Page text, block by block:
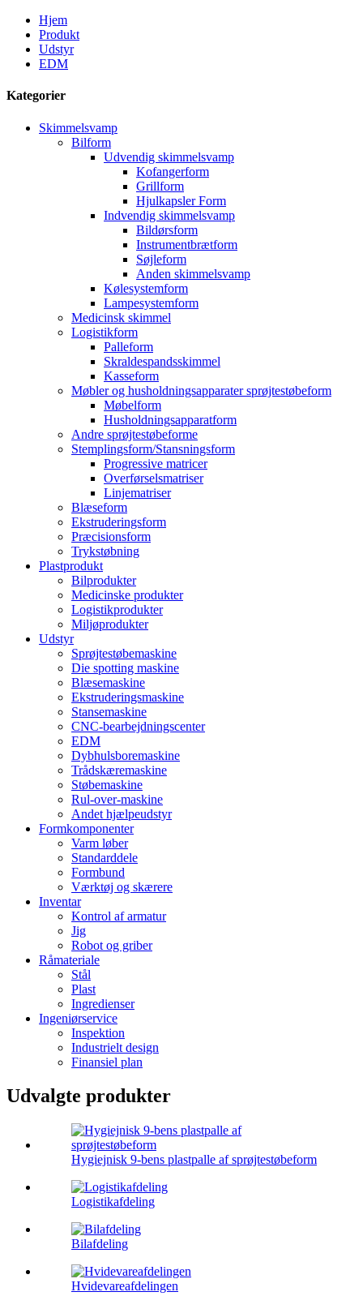
Hjem
Produkt
Udstyr
EDM
Kategorier
Skimmelsvamp
Bilform
Udvendig skimmelsvamp
Kofangerform
Grillform
Hjulkapsler Form
Indvendig skimmelsvamp
Bildørsform
Instrumentbrætform
Søjleform
Anden skimmelsvamp
Kølesystemform
Lampesystemform
Medicinsk skimmel
Logistikform
Palleform
Skraldespandsskimmel
Kasseform
Møbler og husholdningsapparater sprøjtestøbeform
Møbelform
Husholdningsapparatform
Andre sprøjtestøbeforme
Stemplingsform/Stansningsform
Progressive matricer
Overførselsmatriser
Linjematriser
Blæseform
Ekstruderingsform
Præcisionsform
Trykstøbning
Plastprodukt
Bilprodukter
Medicinske produkter
Logistikprodukter
Miljøprodukter
Udstyr
Sprøjtestøbemaskine
Die spotting maskine
Blæsemaskine
Ekstruderingsmaskine
Stansemaskine
CNC-bearbejdningscenter
EDM
Dybhulsboremaskine
Trådskæremaskine
Støbemaskine
Rul-over-maskine
Andet hjælpeudstyr
Formkomponenter
Varm løber
Standarddele
Formbund
Værktøj og skærere
Inventar
Kontrol af armatur
Jig
Robot og griber
Råmateriale
Stål
Plast
Ingredienser
Ingeniørservice
Inspektion
Industrielt design
Finansiel plan
Udvalgte produkter
Hygiejnisk 9-bens plastpalle af sprøjtestøbeform
Logistikafdeling
Bilafdeling
Hvidevareafdelingen